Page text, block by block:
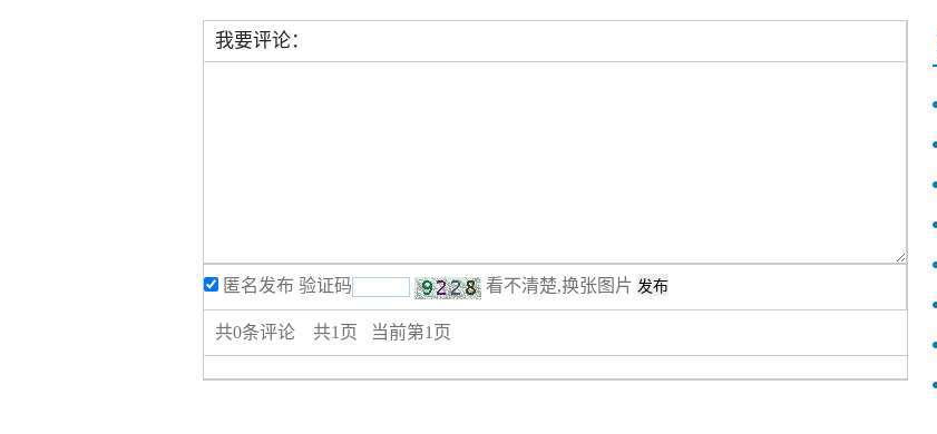
我要评论：
匿名发布 验证码 看不清楚,换张图片
共0条评论 共1页 当前第1页